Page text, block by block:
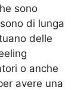
sono
di lunga
delle
o anche
avere una